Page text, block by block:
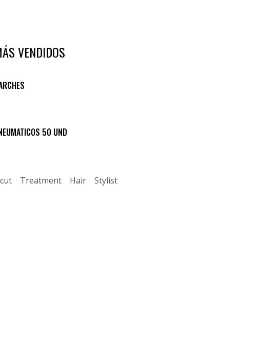
VENDIDOS
50 UND
Treatment Hair Stylist